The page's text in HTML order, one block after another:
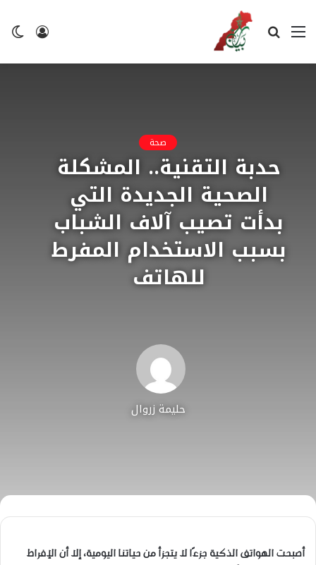
تسجيل
القائمة بحث
صحة
حدبة التقنية.. المشكلة
الصحية الجديدة التي
بدأت تصيب آلاف الشباب
بسبب الاستخدام المفرط
للهاتف
حليمة زروال
أصبحت الهواتف الذكية جزءًا لا يتجزأ من حياتنا اليومية، إلا أن الإفراط